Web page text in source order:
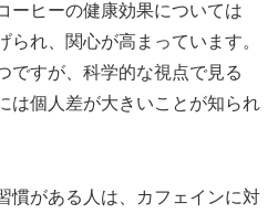
ーヒーの健康効果については
れ、関心が高まっています。
ですが、科学的な視点で見る
は個人差が大きいことが知られ
慣がある人は、カフェインに対